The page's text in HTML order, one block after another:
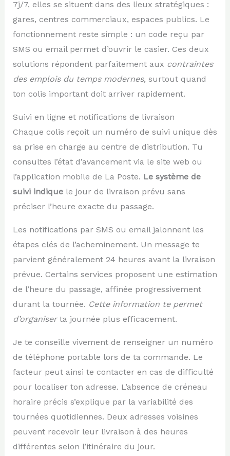
7j/7, elles se situent dans des lieux stratégiques :
gares, centres commerciaux, espaces publics. Le
fonctionnement reste simple : un code reçu par
SMS ou email permet d’ouvrir le casier. Ces deux
solutions répondent parfaitement aux contraintes
des emplois du temps modernes, surtout quand
ton colis important doit arriver rapidement.
Suivi en ligne et notifications de livraison
Chaque colis reçoit un numéro de suivi unique dès
sa prise en charge au centre de distribution. Tu
consultes l’état d’avancement via le site web ou
l’application mobile de La Poste. Le système de
suivi indiquele jour de livraison prévu sans
préciser l’heure exacte du passage.
Les notifications par SMS ou email jalonnent les
étapes clés de l’acheminement. Un message te
parvient généralement 24 heures avant la livraison
prévue. Certains services proposent une estimation
de l’heure du passage, affinée progressivement
durant la tournée. Cette information te permet
d’organiserta journée plus efficacement.
Je te conseille vivement de renseigner un numéro
de téléphone portable lors de ta commande. Le
facteur peut ainsi te contacter en cas de difficulté
pour localiser ton adresse. L’absence de créneau
horaire précis s’explique par la variabilité des
tournées quotidiennes. Deux adresses voisines
peuvent recevoir leur livraison à des heures
différentes selon l’itinéraire du jour.